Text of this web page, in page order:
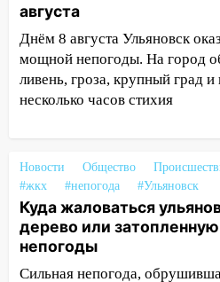
Деева в Заволжье
14:26 Жители
пытаются расчистить
дождавшись
Шторм
светофор
14:14 Студента из
мошенники под видом
14:12 Куда
августа
Днём 8 августа Ульяновск
мощной непогоды. На город
ливень, гроза, крупный град
несколько часов стихия
Новости Общество
#жкх
#непогода #Ульяновск
Куда жаловаться
дерево или
непогоды
Сильная непогода,